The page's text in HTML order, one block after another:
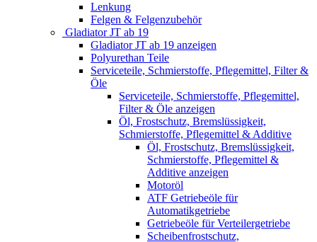
Lenkung
Felgen & Felgenzubehör
Gladiator JT ab 19
Gladiator JT ab 19 anzeigen
Polyurethan Teile
Serviceteile, Schmierstoffe, Pflegemittel, Filter &
Öle
Serviceteile, Schmierstoffe, Pflegemittel,
Filter & Öle anzeigen
Öl, Frostschutz, Bremslüssigkeit,
Schmierstoffe, Pflegemittel & Additive
Öl, Frostschutz, Bremslüssigkeit,
Schmierstoffe, Pflegemittel &
Additive anzeigen
Motoröl
ATF Getriebeöle für
Automatikgetriebe
Getriebeöle für Verteilergetriebe
Scheibenfrostschutz,